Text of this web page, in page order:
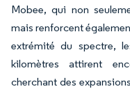
Mobee, qui non
mais renforcent
extrémité du spectre,
kilomètres attirent
cherchant des